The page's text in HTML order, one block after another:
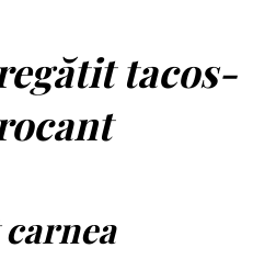
tacos-